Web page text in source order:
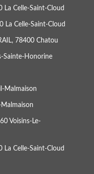
Celle-Saint-Cloud
La Celle-Saint-Cloud
78400 Chatou
Sainte-Honorine
Malmaison
Voisins-Le-
Celle-Saint-Cloud